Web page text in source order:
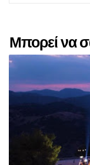
Μπορεί να
αναρτήσεις